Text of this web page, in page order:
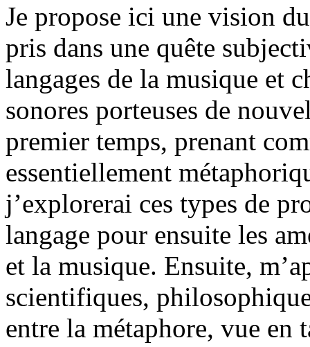
Je propose ici une vision
pris dans une quête
langages de la musique et
sonores porteuses de
premier temps, prenant
essentiellement
j’explorerai ces types de
langage pour ensuite les
et la musique. Ensuite,
scientifiques,
entre la métaphore, vue en